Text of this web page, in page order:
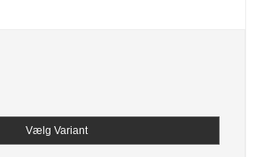
Vælg Variant